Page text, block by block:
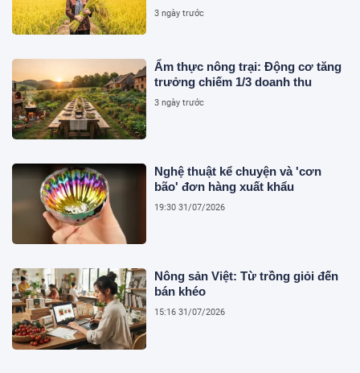
3 ngày trước
Ẩm thực nông trại: Động cơ tăng
trưởng chiếm 1/3 doanh thu
3 ngày trước
Nghệ thuật kể chuyện và 'cơn
bão' đơn hàng xuất khẩu
19:30 31/07/2026
Nông sản Việt: Từ trồng giỏi đến
bán khéo
15:16 31/07/2026